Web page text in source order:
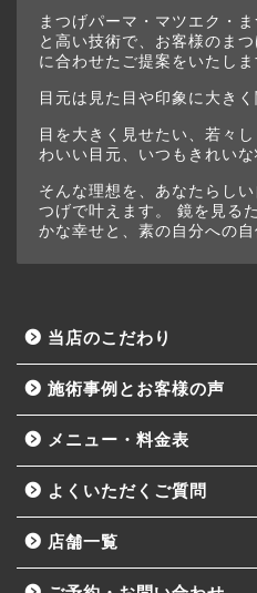
まつげパーマ・マツエク・
と高い技術で、お客様のま
に合わせたご提案をいたしま
目元は見た目や印象に大きく
目を大きく見せたい、若々
わいい目元、いつもきれいな
そんな理想を、あなたらし
つげで叶えます。 鏡を見る
かな幸せと、素の自分への自
当店のこだわり
施術事例とお客様の声
メニュー・料金表
よくいただくご質問
店舗一覧